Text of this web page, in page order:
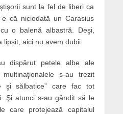
sunt la fel de liberi ca
că niciodată un Carasius
o balenă albastră. Deşi,
aici nu avem dubii.
dispărut petele albe ale
multinaţionalele s-au trezit
şi sălbatice” care fac tot
Şi atunci s-au gândit să le
care protejează capitalul